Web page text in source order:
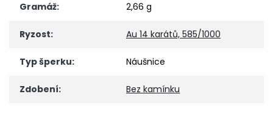
Gramáž: 2,66 g
Ryzost: Au 14 karátů, 585/1000
Typ šperku: Náušnice
Zdobení: Bez kamínku